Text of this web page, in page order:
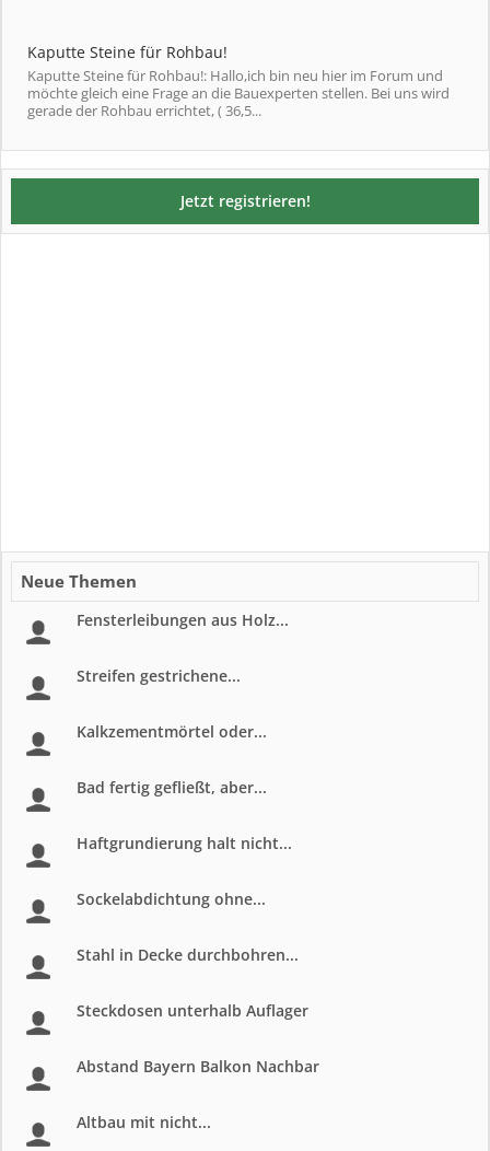
Kaputte Steine für Rohbau!
Kaputte Steine für Rohbau!: Hallo,ich bin neu hier im Forum und
möchte gleich eine Frage an die Bauexperten stellen. Bei uns wird
gerade der Rohbau errichtet, ( 36,5...
Jetzt registrieren!
Neue Themen
Fensterleibungen aus Holz...
Streifen gestrichene...
Kalkzementmörtel oder...
Bad fertig gefließt, aber...
Haftgrundierung halt nicht...
Sockelabdichtung ohne...
Stahl in Decke durchbohren...
Steckdosen unterhalb Auflager
Abstand Bayern Balkon Nachbar
Altbau mit nicht...